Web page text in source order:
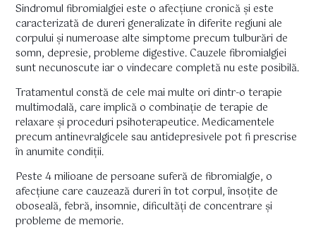
Sindromul fibromialgiei este o afecțiune cronică și este
caracterizată de dureri generalizate în diferite regiuni ale
corpului și numeroase alte simptome precum tulburări de
somn, depresie, probleme digestive. Cauzele fibromialgiei
sunt necunoscute iar o vindecare completă nu este posibilă.
Tratamentul constă de cele mai multe ori dintr-o terapie
multimodală, care implică o combinație de terapie de
relaxare și proceduri psihoterapeutice. Medicamentele
precum antinevralgicele sau antidepresivele pot fi prescrise
în anumite condiții.
Peste 4 milioane de persoane suferă de fibromialgie, o
afecțiune care cauzează dureri în tot corpul, însoțite de
oboseală, febră, insomnie, dificultăți de concentrare și
probleme de memorie.